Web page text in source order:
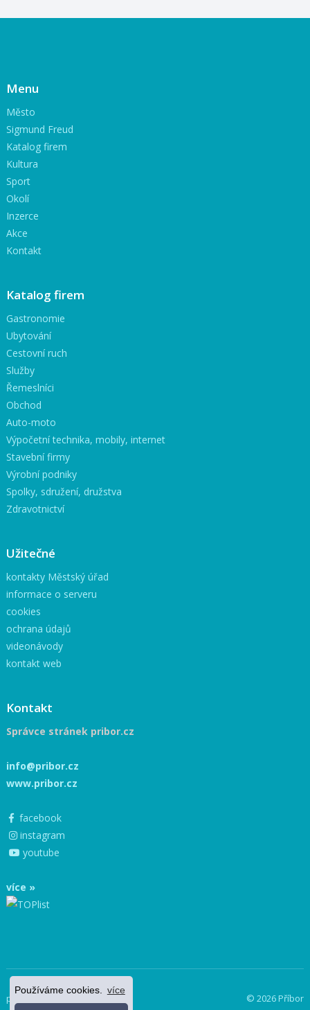
Používáme cookies. více
Menu
Město
Sigmund Freud
Katalog firem
Kultura
Sport
Okolí
Inzerce
Akce
Kontakt
Katalog firem
Gastronomie
Ubytování
Cestovní ruch
Služby
Řemeslníci
Obchod
Auto-moto
Výpočetní technika, mobily, internet
Stavební firmy
Výrobní podniky
Spolky, sdružení, družstva
Zdravotnictví
Užitečné
kontakty Městský úřad
informace o serveru
cookies
ochrana údajů
videonávody
kontakt web
Kontakt
Správce stránek pribor.cz
info@pribor.cz
www.pribor.cz
facebook
instagram
youtube
více »
powered by netnews © 2026 Příbor